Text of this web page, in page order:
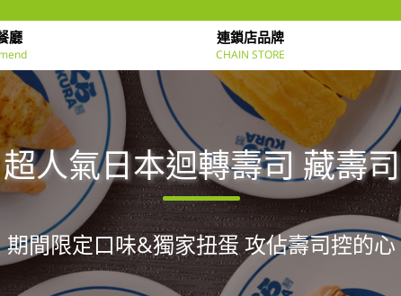
廳 連鎖店品牌
CHAIN STORE
超人氣日本迴轉壽司 藏壽司
期間限定口味&獨家扭蛋 攻佔壽司控的心